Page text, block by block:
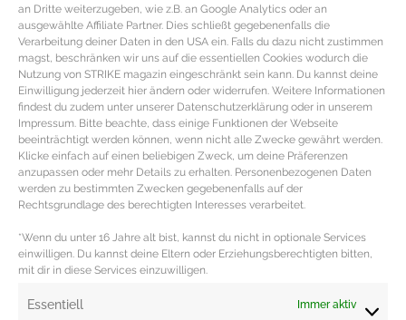
an Dritte weiterzugeben, wie z.B. an Google Analytics oder an
ausgewählte Affiliate Partner. Dies schließt gegebenenfalls die
Verarbeitung deiner Daten in den USA ein. Falls du dazu nicht zustimmen
magst, beschränken wir uns auf die essentiellen Cookies wodurch die
Nutzung von STRIKE magazin eingeschränkt sein kann. Du kannst deine
Einwilligung jederzeit hier ändern oder widerrufen. Weitere Informationen
findest du zudem unter unserer Datenschutzerklärung oder in unserem
Impressum. Bitte beachte, dass einige Funktionen der Webseite
beeinträchtigt werden können, wenn nicht alle Zwecke gewährt werden.
Klicke einfach auf einen beliebigen Zweck, um deine Präferenzen
anzupassen oder mehr Details zu erhalten. Personenbezogenen Daten
werden zu bestimmten Zwecken gegebenenfalls auf der
Rechtsgrundlage des berechtigten Interesses verarbeitet.
*Wenn du unter 16 Jahre alt bist, kannst du nicht in optionale Services
einwilligen. Du kannst deine Eltern oder Erziehungsberechtigten bitten,
mit dir in diese Services einzuwilligen.
Essentiell Immer aktiv
WOHNINSPIRATION – Dekoration,
Möbel und Accessoires im Botanical
Look
Botanical Look Die Sehnsucht nach grüner Natur sorgte
dieses Jahr für den Wohntrend Botanical
MEHR DAZU »